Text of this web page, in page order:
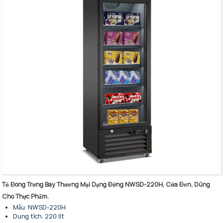
Tủ Đông Trưng Bày Thương Mại Dạng Đứng NWSD-220H, Cửa Đơn, Dùng
Cho Thực Phẩm.
Mẫu: NWSD-220H
Dung tích: 220 lít